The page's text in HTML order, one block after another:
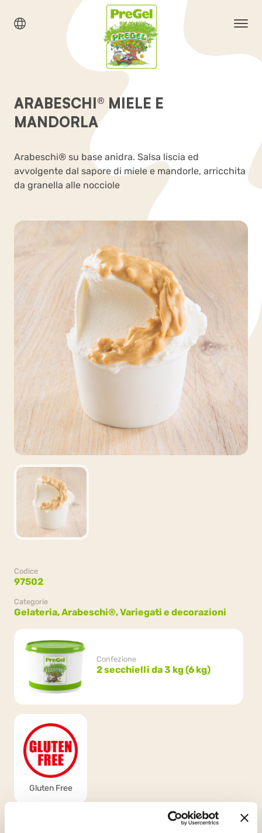
ARABESCHI® MIELE E
MANDORLA
Arabeschi® su base anidra. Salsa liscia ed
avvolgente dal sapore di miele e mandorle, arricchita
da granella alle nocciole
Codice
97502
Categorie
Gelateria,Arabeschi®,Variegati e decorazioni
Confezione
2 secchielli da 3 kg (6 kg)
Gluten Free